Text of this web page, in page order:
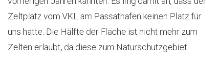
Zeltplatz vom VKL am Passathafen keinen Platz für
uns hatte. Die Hälfte der Fläche ist nicht mehr zum
Zelten erlaubt, da diese zum Naturschutzgebiet